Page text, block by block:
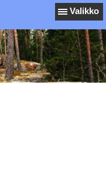
Valikko